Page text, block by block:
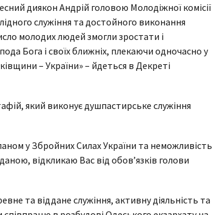
диякон Андрій головою Молодіжної комісії
служіння та достойного виконання
молодих людей змогли зростати і
Бога і своїх ближніх, плекаючи одночасно у
– України» – йдеться в Декреті
який виконує душпастирське служіння
у Збройних Силах України та неможливість
відкликаю Вас від обовʼязків голови
та віддане служіння, активну діяльність та